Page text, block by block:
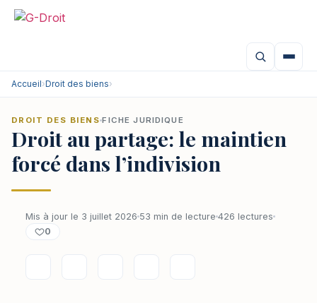
Accueil›Droit des biens›
DROIT DES BIENS FICHE JURIDIQUE
Droit au partage: le maintien
forcé dans l’indivision
Mis à jour le 3 juillet 2026 53 min de lecture 426 lectures
0